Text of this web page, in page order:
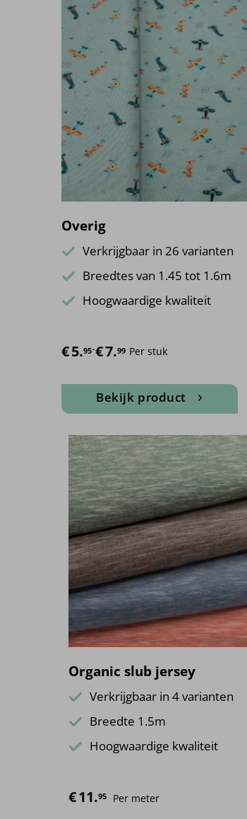
Overig
Verkrijgbaar in 26 varianten
Breedtes van 1.45 tot 1.6m
Hoogwaardige kwaliteit
€5.95-€7.99
Prijsklasse: €5.95 tot €7.99
Per stuk
Bekijk product
Organic slub jersey
Verkrijgbaar in 4 varianten
Breedte 1.5m
Hoogwaardige kwaliteit
€11.95 Per meter